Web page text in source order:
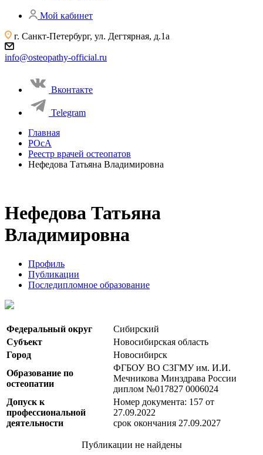
Мой кабинет
г. Санкт-Петербург, ул. Дегтярная, д.1а
info@osteopathy-official.ru
Вконтакте
Telegram
Главная
РОсА
Реестр врачей остеопатов
Нефедова Татьяна Владимировна
Нефедова Татьяна
Владимировна
Профиль
Публикации
Последипломное образование
Федеральный округ
Сибирский
Субъект
Новосибирская область
Город
Новосибирск
Образование по
остеопатии
ФГБОУ ВО СЗГМУ им. И.И.
Мечникова Минздрава России
диплом №017827 0006024
Допуск к
профессиональной
деятельности
Номер документа: 157 от
27.09.2022
срок окончания 27.09.2027
Публикации не найдены